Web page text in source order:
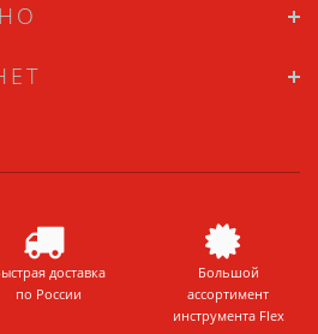
доставка
по России
Большой
ассортимент
инструмента Flex